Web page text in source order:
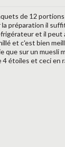
de 12
préparation il
et il
et c'est bien
sur un muesli
étoiles et ceci en